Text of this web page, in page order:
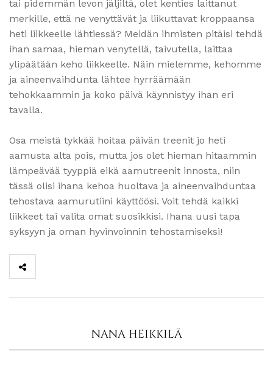
tai pidemmän levon jäljiltä, olet kenties laittanut
merkille, että ne venyttävät ja liikuttavat kroppaansa
heti liikkeelle lähtiessä? Meidän ihmisten pitäisi tehdä
ihan samaa, hieman venytellä, taivutella, laittaa
ylipäätään keho liikkeelle. Näin mielemme, kehomme
ja aineenvaihdunta lähtee hyrräämään
tehokkaammin ja koko päivä käynnistyy ihan eri
tavalla.
Osa meistä tykkää hoitaa päivän treenit jo heti
aamusta alta pois, mutta jos olet hieman hitaammin
lämpeävää tyyppiä eikä aamutreenit innosta, niin
tässä olisi ihana kehoa huoltava ja aineenvaihduntaa
tehostava aamurutiini käyttöösi. Voit tehdä kaikki
liikkeet tai valita omat suosikkisi. Ihana uusi tapa
syksyyn ja oman hyvinvoinnin tehostamiseksi!
NANA HEIKKILÄ